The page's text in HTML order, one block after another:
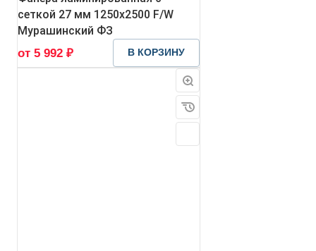
сеткой 27 мм 1250х2500 F/W
Мурашинский ФЗ
от 5 992 ₽
В КОРЗИНУ